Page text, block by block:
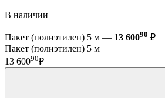
В наличии
Пакет (полиэтилен) 5 м — 13 60090 ₽
Пакет (полиэтилен) 5 м
13 60090₽